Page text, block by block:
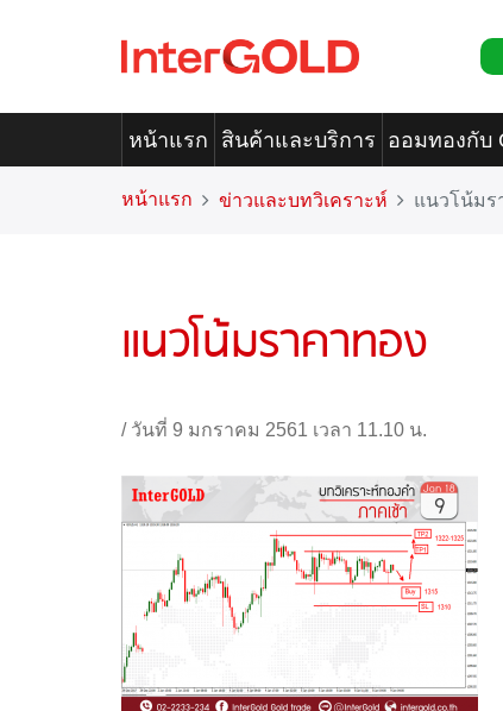
หน้าแรก สินค้าและบริการ ออมทองกับ
หน้าแรก ข่าวและบทวิเคราะห์ แนวโน้มร
แนวโน้มราคาทอง
/ วันที่ 9 มกราคม 2561 เวลา 11.10 น.